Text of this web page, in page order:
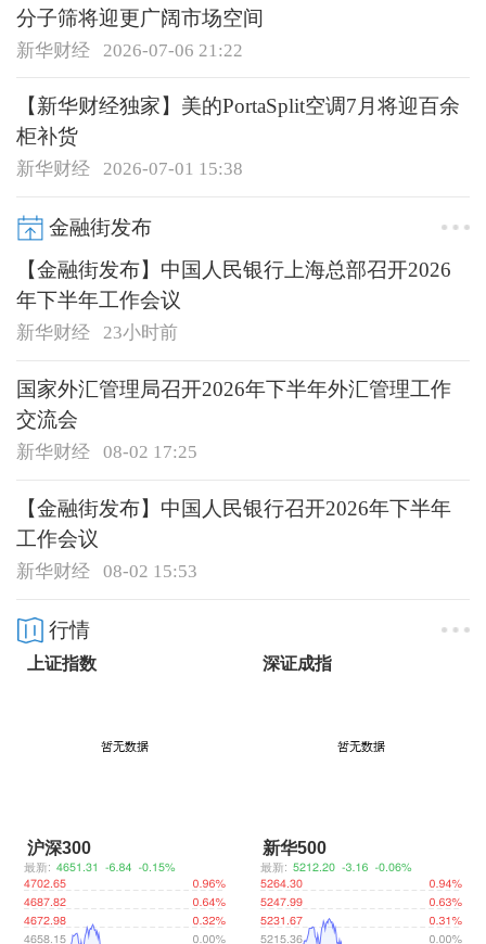
分子筛将迎更广阔市场空间
新华财经 2026-07-06 21:22
【新华财经独家】美的PortaSplit空调7月将迎百余
柜补货
新华财经 2026-07-01 15:38
金融街发布
【金融街发布】中国人民银行上海总部召开2026
年下半年工作会议
新华财经 23小时前
国家外汇管理局召开2026年下半年外汇管理工作
交流会
新华财经 08-02 17:25
【金融街发布】中国人民银行召开2026年下半年
工作会议
新华财经 08-02 15:53
行情
上证指数 深证成指
沪深300 新华500